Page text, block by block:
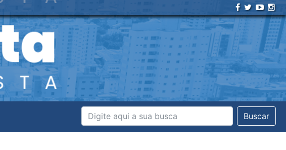
Buscar